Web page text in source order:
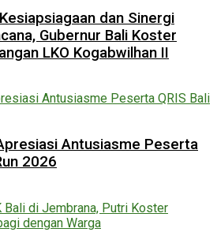
dan Sinergi
Gubernur Bali Koster
LKO Kogabwilhan II
Antusiasme Peserta
2026